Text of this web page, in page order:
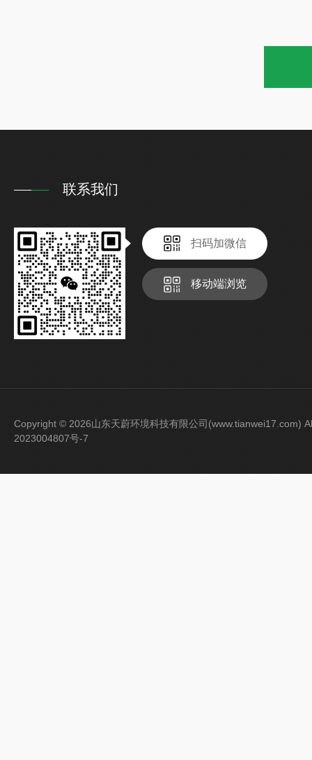
联系我们
扫码加微信
移动端浏览
Copyright © 2026山东天蔚环境科技有限公司(www.tianwei17.com)
2023004807号-7